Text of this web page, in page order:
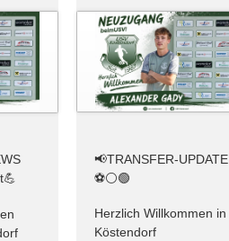
📢TRANSFER-UPDATE
⚽️⚪️🟢
Herzlich Willkommen in
Köstendorf